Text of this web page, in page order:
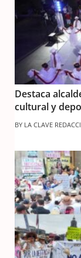
Destaca
cultural y
BY LA CLAVE